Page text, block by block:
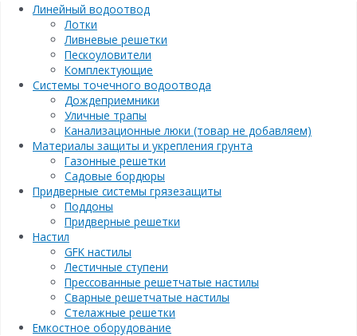
Линейный водоотвод
Лотки
Ливневые решетки
Пескоуловители
Комплектующие
Системы точечного водоотвода
Дождеприемники
Уличные трапы
Канализационные люки (товар не добавляем)
Материалы защиты и укрепления грунта
Газонные решетки
Садовые бордюры
Придверные системы грязезащиты
Поддоны
Придверные решетки
Настил
GFK настилы
Лестичные ступени
Прессованные решетчатые настилы
Сварные решетчатые настилы
Стелажные решетки
Емкостное оборудование